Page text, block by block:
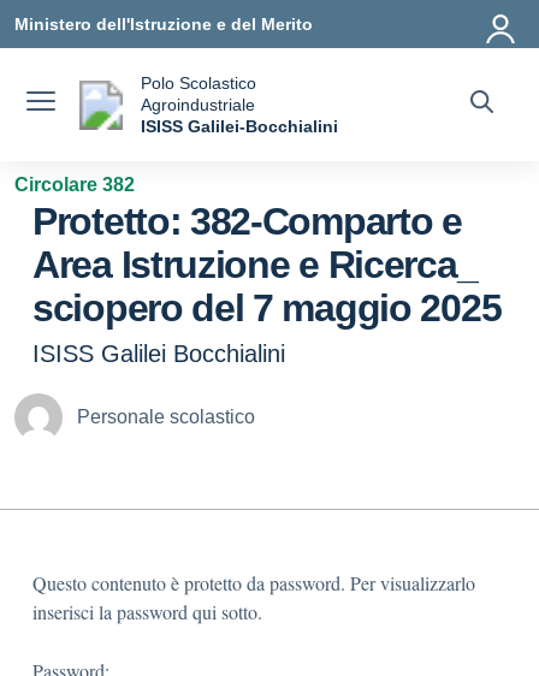
Ministero dell'Istruzione e del Merito
Polo Scolastico
Agroindustriale
ISISS Galilei-Bocchialini
Circolare 382
Protetto: 382-Comparto e
Area Istruzione e Ricerca_
sciopero del 7 maggio 2025
ISISS Galilei Bocchialini
Personale scolastico
Questo contenuto è protetto da password. Per visualizzarlo
inserisci la password qui sotto.
Password: